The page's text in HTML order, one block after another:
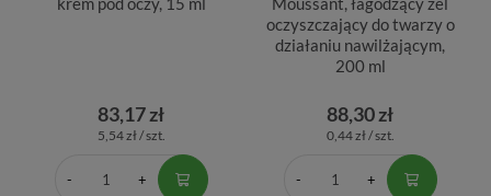
83,17 zł
5,54 zł / szt.
oczyszczający do twarzy o
działaniu nawilżającym,
200 ml
88,30 zł
0,44 zł / szt.